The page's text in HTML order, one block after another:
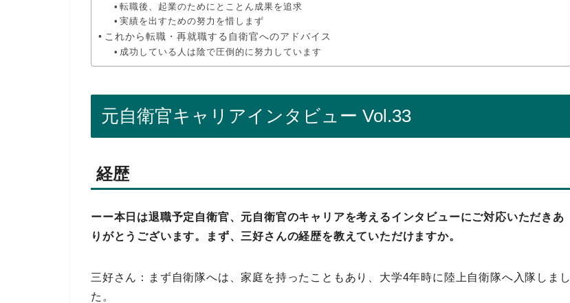
転職後、起業のためにとことん成果を追求
実績を出すための努力を惜しまず
これから転職・再就職する自衛官へのアドバイス
成功している人は陰で圧倒的に努力しています
元自衛官キャリアインタビュー Vol.33
経歴
ーー本日は退職予定自衛官、元自衛官のキャリアを考えるインタビューにご対応いただきあ
りがとうございます。まず、三好さんの経歴を教えていただけますか。
三好さん：まず自衛隊へは、家庭を持ったこともあり、大学4年時に陸上自衛隊へ入隊しまし
た。